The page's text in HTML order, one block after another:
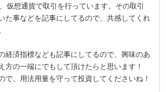
仮想通貨で取引を行っています。その取引
た事などを記事にしてるので、共感してくれ
経済指標なども記事にしてるので、興味のあ
方の一端にでもして頂けたらと思います！
で、用法用量を守って投資してくださいね！